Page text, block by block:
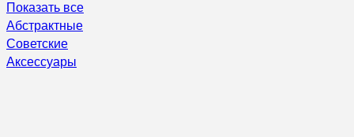
Показать все
Абстрактные
Советские
Аксессуары